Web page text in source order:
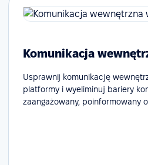
Komunikacja
Usprawnij komunikację
platformy i wyeliminuj bariery
zaangażowany, poinformowany